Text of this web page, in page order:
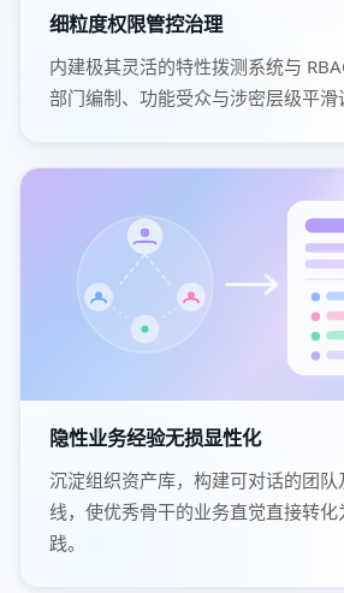
细粒度权限管控治理
内建极其灵活的特性拨测系统与
部门编制、功能受众与涉密层级平滑
隐性业务经验无损显性化
沉淀组织资产库，构建可对话的团队
线，使优秀骨干的业务直觉直接转
践。